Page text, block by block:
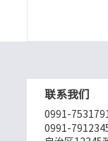
联系我们
0991-
0991-